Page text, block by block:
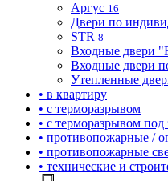
Аргус 16
Двери по
STR 8
Входные двери
Входные двери
Утепленные
• в квартиру
• с терморазрывом
• с терморазрывом под
• противопожарные /
• противопожарные
• технические и